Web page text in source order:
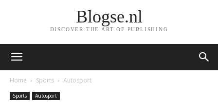
Blogse.nl
DISCOVER THE ART OF PUBLISHING
Home Sports Autosport
Sports Autosport